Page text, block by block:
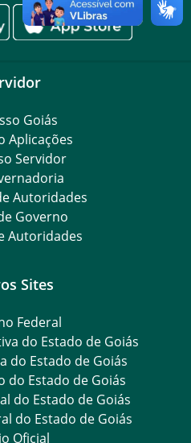
Goiás
Aplicações
Servidor
Autoridades
Governo
Autoridades
Sites
Federal
do Estado de Goiás
do Estado de Goiás
do Estado de Goiás
do Estado de Goiás
do Estado de Goiás
Oficial